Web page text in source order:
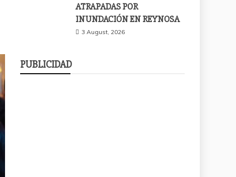
ATRAPADAS POR
INUNDACIÓN EN REYNOSA
3 August, 2026
PUBLICIDAD